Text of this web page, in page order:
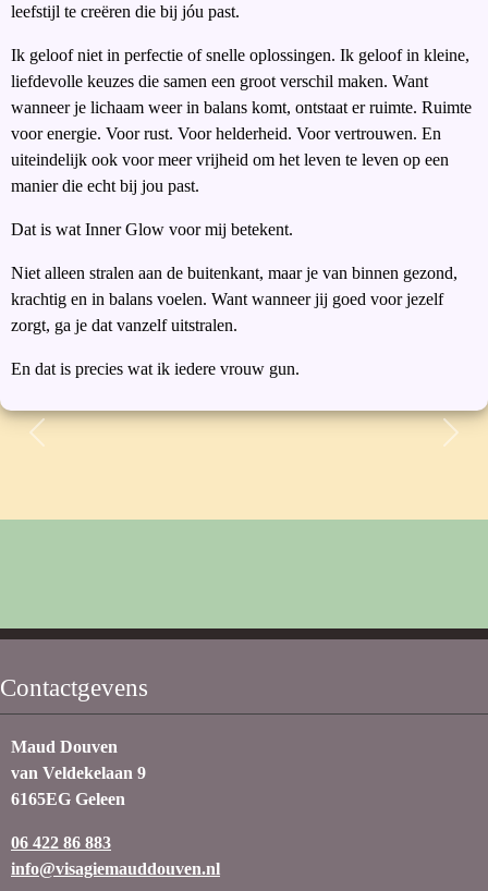
leefstijl te creëren die bij jóu past.
Ik geloof niet in perfectie of snelle oplossingen. Ik geloof in kleine,
liefdevolle keuzes die samen een groot verschil maken. Want
wanneer je lichaam weer in balans komt, ontstaat er ruimte. Ruimte
voor energie. Voor rust. Voor helderheid. Voor vertrouwen. En
uiteindelijk ook voor meer vrijheid om het leven te leven op een
manier die echt bij jou past.
Dat is wat Inner Glow voor mij betekent.
Niet alleen stralen aan de buitenkant, maar je van binnen gezond,
krachtig en in balans voelen. Want wanneer jij goed voor jezelf
zorgt, ga je dat vanzelf uitstralen.
En dat is precies wat ik iedere vrouw gun.
Vorige
Contactgevens
Maud Douven
van Veldekelaan 9
6165EG Geleen
06 422 86 883
info@visagiemauddouven.nl